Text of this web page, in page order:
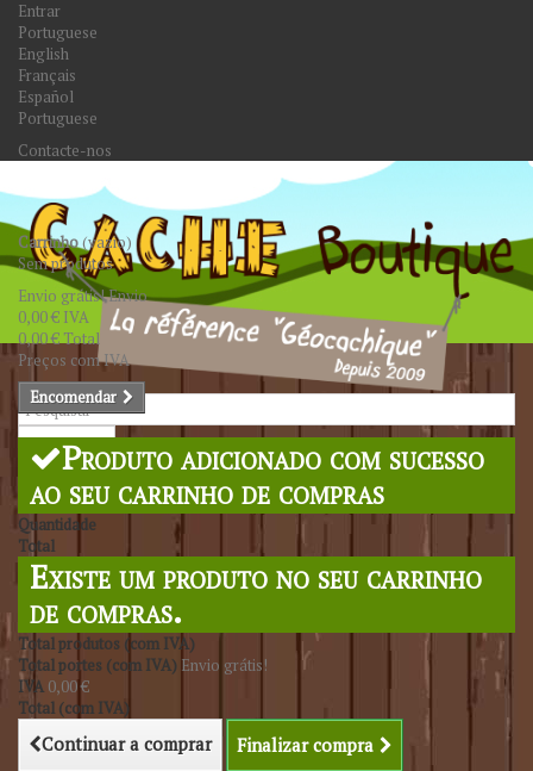
Entrar
Portuguese
English
Français
Español
Portuguese
Contacte-nos
Pesquisar
Carrinho(vazio)
Sem produtos
Envio grátis!Envio
0,00 € IVA
0,00 €Total
Preços com IVA
Encomendar
Produto adicionado com sucesso
ao seu carrinho de compras
Quantidade
Total
Existe um produto no seu carrinho
de compras.
Total produtos (com IVA)
Total portes (com IVA) Envio grátis!
IVA 0,00 €
Total (com IVA)
Continuar a comprar Finalizar compra